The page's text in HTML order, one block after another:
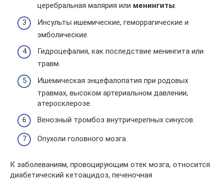
церебральная малярия или менингиты.
Инсульты ишемические, геморрагические и
эмболические.
Гидроцефалия, как последствие менингита или
травм.
Ишемическая энцефалопатия при родовых
травмах, высоком артериальном давлении,
атеросклерозе.
Венозный тромбоз внутричерепных синусов.
Опухоли головного мозга.
К заболеваниям, провоцирующим отек мозга, относится
диабетический кетоацидоз, печеночная